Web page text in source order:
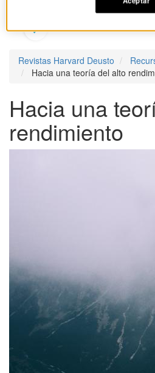
Revistas Harvard Deusto
Hacia una teoría del alto
Hacia una
rendimiento